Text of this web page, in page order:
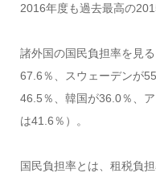
2016年度も過去最高の
諸外国の国民負担率を見
67.6％、スウェーデンが
46.5％、韓国が36.0％、
は41.6％）。
国民負担率とは、租税負